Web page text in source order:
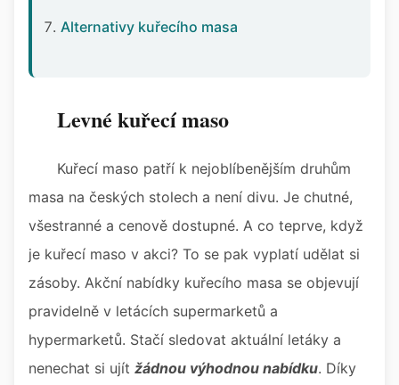
Alternativy kuřecího masa
Levné kuřecí maso
Kuřecí maso patří k nejoblíbenějším druhům
masa na českých stolech a není divu. Je chutné,
všestranné a cenově dostupné. A co teprve, když
je kuřecí maso v akci? To se pak vyplatí udělat si
zásoby. Akční nabídky kuřecího masa se objevují
pravidelně v letácích supermarketů a
hypermarketů. Stačí sledovat aktuální letáky a
nenechat si ujít žádnou výhodnou nabídku. Díky